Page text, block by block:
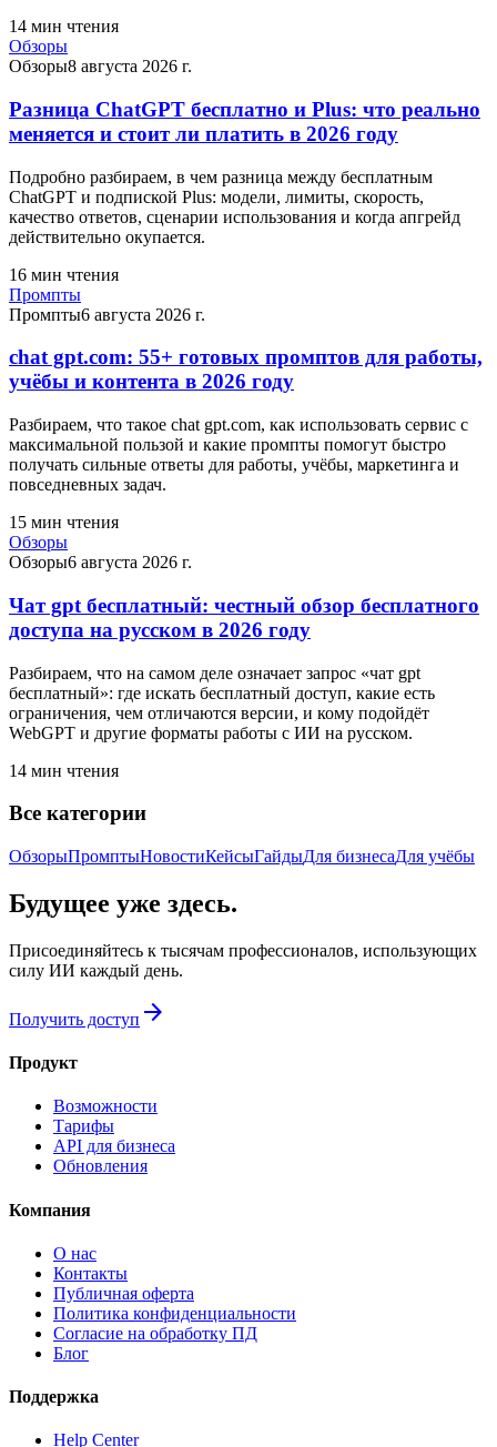
14 мин чтения
Обзоры
Обзоры8 августа 2026 г.
Разница ChatGPT бесплатно и Plus: что реально
меняется и стоит ли платить в 2026 году
Подробно разбираем, в чем разница между бесплатным
ChatGPT и подпиской Plus: модели, лимиты, скорость,
качество ответов, сценарии использования и когда апгрейд
действительно окупается.
16 мин чтения
Промпты
Промпты6 августа 2026 г.
chat gpt.com: 55+ готовых промптов для работы,
учёбы и контента в 2026 году
Разбираем, что такое chat gpt.com, как использовать сервис с
максимальной пользой и какие промпты помогут быстро
получать сильные ответы для работы, учёбы, маркетинга и
повседневных задач.
15 мин чтения
Обзоры
Обзоры6 августа 2026 г.
Чат gpt бесплатный: честный обзор бесплатного
доступа на русском в 2026 году
Разбираем, что на самом деле означает запрос «чат gpt
бесплатный»: где искать бесплатный доступ, какие есть
ограничения, чем отличаются версии, и кому подойдёт
WebGPT и другие форматы работы с ИИ на русском.
14 мин чтения
Все категории
ОбзорыПромптыНовостиКейсыГайдыДля бизнесаДля учёбы
Будущее уже здесь.
Присоединяйтесь к тысячам профессионалов, использующих
силу ИИ каждый день.
Получить доступ arrow_forward
Продукт
Возможности
Тарифы
API для бизнеса
Обновления
Компания
О нас
Контакты
Публичная оферта
Политика конфиденциальности
Согласие на обработку ПД
Блог
Поддержка
Help Center